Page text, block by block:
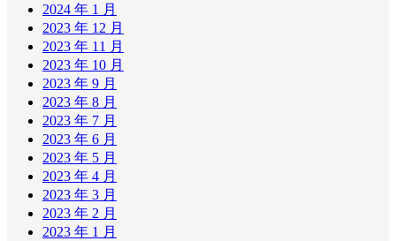
2024 年 1 月
2023 年 12 月
2023 年 11 月
2023 年 10 月
2023 年 9 月
2023 年 8 月
2023 年 7 月
2023 年 6 月
2023 年 5 月
2023 年 4 月
2023 年 3 月
2023 年 2 月
2023 年 1 月